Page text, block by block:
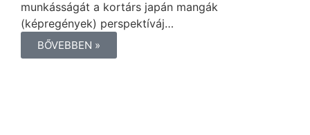
munkásságát a kortárs japán mangák
(képregények) perspektíváj…
BŐVEBBEN »